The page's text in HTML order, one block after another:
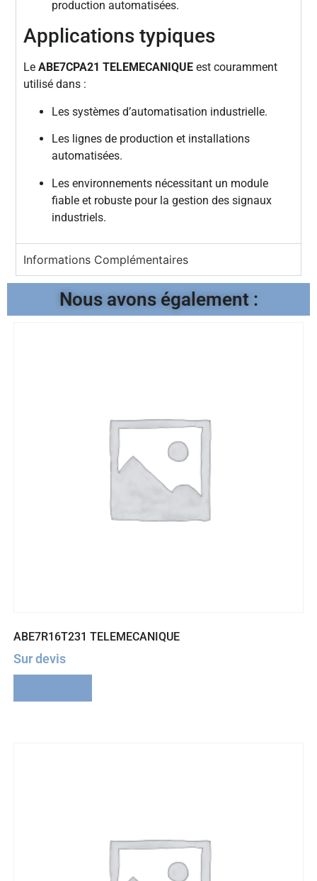
production automatisées.
Applications typiques
LeABE7CPA21 TELEMECANIQUE est couramment
utilisé dans :
Les systèmes d’automatisation industrielle.
Les lignes de production et installations
automatisées.
Les environnements nécessitant un module
fiable et robuste pour la gestion des signaux
industriels.
Informations Complémentaires
Nous avons également :
ABE7R16T231 TELEMECANIQUE
Sur devis